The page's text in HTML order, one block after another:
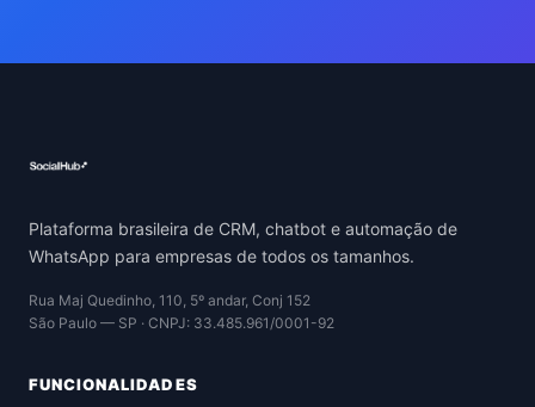
Plataforma brasileira de CRM, chatbot e automação de
WhatsApp para empresas de todos os tamanhos.
Rua Maj Quedinho, 110, 5º andar, Conj 152
São Paulo — SP · CNPJ: 33.485.961/0001-92
FUNCIONALIDADES